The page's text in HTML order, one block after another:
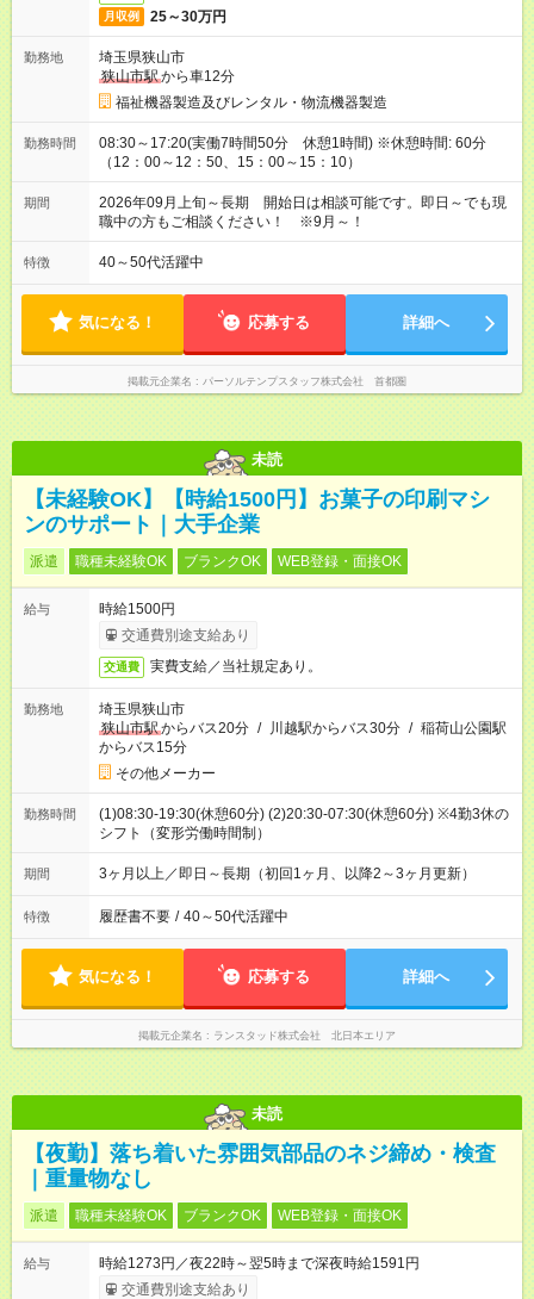
月収例 25～30万円
勤務地
埼玉県狭山市
狭山市駅から車12分
福祉機器製造及びレンタル・物流機器製造
勤務時間
08:30～17:20(実働7時間50分 休憩1時間) ※休憩時間: 60分
（12：00～12：50、15：00～15：10）
期間
2026年09月上旬～長期 開始日は相談可能です。即日～でも現
職中の方もご相談ください！ ※9月～！
特徴 40～50代活躍中
気になる！ 応募する 詳細へ
掲載元企業名 パーソルテンプスタッフ株式会社 首都圏
未読
【未経験OK】【時給1500円】お菓子の印刷マシ
ンのサポート｜大手企業
派遣 職種未経験OK ブランクOK WEB登録・面接OK
給与
時給1500円
交通費別途支給あり
交通費 実費支給／当社規定あり。
勤務地
埼玉県狭山市
狭山市駅からバス20分 / 川越駅からバス30分 / 稲荷山公園駅
からバス15分
その他メーカー
勤務時間
(1)08:30-19:30(休憩60分) (2)20:30-07:30(休憩60分) ※4勤3休の
シフト（変形労働時間制）
期間 3ヶ月以上／即日～長期（初回1ヶ月、以降2～3ヶ月更新）
特徴 履歴書不要 / 40～50代活躍中
気になる！ 応募する 詳細へ
掲載元企業名 ランスタッド株式会社 北日本エリア
未読
【夜勤】落ち着いた雰囲気部品のネジ締め・検査
｜重量物なし
派遣 職種未経験OK ブランクOK WEB登録・面接OK
給与
時給1273円／夜22時～翌5時まで深夜時給1591円
交通費別途支給あり